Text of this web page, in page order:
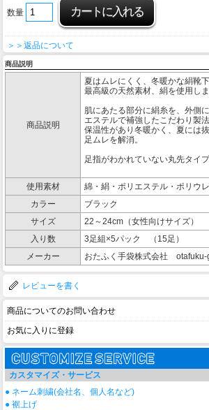
数量
＞＞返品について
商品説明
商品説明
夏はムレにくく、冬暖かな絹靴下
最高級の天然素材、絹を使用しま
肌にあたる部分に絹糸を、外側
エステルで補強したこだわり製法
保温性があり冬暖かく、夏には
足ムレを解消。
足指がわかれていない丸先タイプ
使用素材
綿・絹・ポリエステル・ポリウ
カラー
ブラック
サイズ
22～24cm（女性向けサイズ）
入り数
3足組×5パック （15足）
メーカー
おたふく手袋株式会社
レビューを書く
商品についてのお問い合わせ
お気に入りに登録
カスタマイズ・サービス
● ネーム刺繍(会社名、個人名など)
● 裾上げ